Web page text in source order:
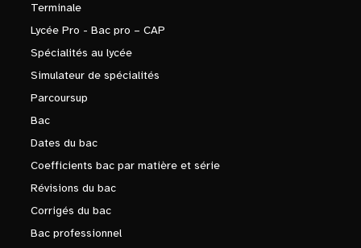
Terminale
Lycée Pro - Bac pro – CAP
Spécialités au lycée
Simulateur de spécialités
Parcoursup
Bac
Dates du bac
Coefficients bac par matière et série
Révisions du bac
Corrigés du bac
Bac professionnel